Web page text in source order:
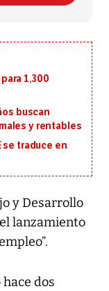
1,300
buscan
y rentables
se traduce en
y Desarrollo
lanzamiento
dos